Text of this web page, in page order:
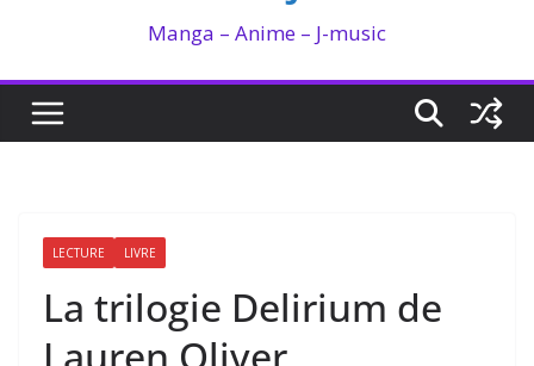
Manga – Anime – J-music
LECTURE LIVRE
La trilogie Delirium de